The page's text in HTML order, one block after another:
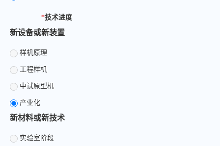
*技术进度
新设备或新装置
样机原理
工程样机
中试原型机
产业化
新材料或新技术
实验室阶段